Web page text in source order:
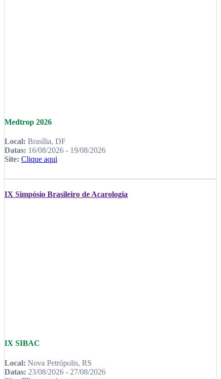
Medtrop 2026
Local: Brasília, DF
Datas: 16/08/2026 - 19/08/2026
Site: Clique aqui
IX Simpósio Brasileiro de Acarologia
IX SIBAC
Local: Nova Petrópolis, RS
Datas: 23/08/2026 - 27/08/2026